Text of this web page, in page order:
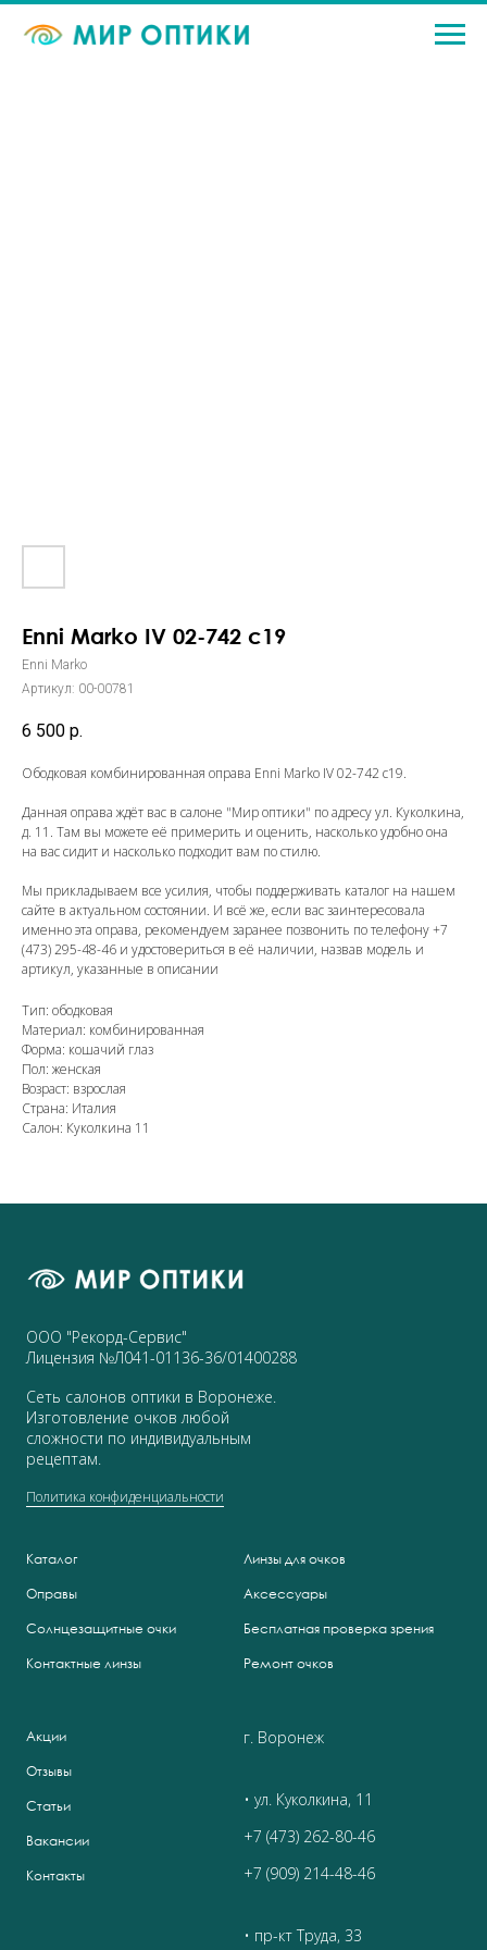
Enni Marko IV 02-742 c19
Enni Marko
Артикул: 00-00781
6 500 р.
Ободковая комбинированная оправа Enni Marko IV 02-742 c19.
Данная оправа ждёт вас в салоне "Мир оптики" по адресу ул. Куколкина,
д. 11. Там вы можете её примерить и оценить, насколько удобно она
на вас сидит и насколько подходит вам по стилю.
Мы прикладываем все усилия, чтобы поддерживать каталог на нашем
сайте в актуальном состоянии. И всё же, если вас заинтересовала
именно эта оправа, рекомендуем заранее позвонить по телефону+7
(473) 295-48-46 и удостовериться в её наличии, назвав модель и
артикул, указанные в описании
Тип: ободковая
Материал: комбинированная
Форма: кошачий глаз
Пол: женская
Возраст: взрослая
Страна: Италия
Салон: Куколкина 11
ООО "Рекорд-Сервис"
Лицензия №Л041-01136-36/01400288
Сеть салонов оптики в Воронеже.
Изготовление очков любой
сложности по индивидуальным
рецептам.
Политика конфиденциальности
Каталог
Оправы
Солнцезащитные очки
Контактные линзы
Линзы для очков
Аксессуары
Бесплатная проверка зрения
Ремонт очков
Акции
Отзывы
Статьи
Вакансии
Контакты
г. Воронеж
• ул. Куколкина, 11
+7 (473) 262-80-46
+7 (909) 214-48-46
• пр-кт Труда, 33